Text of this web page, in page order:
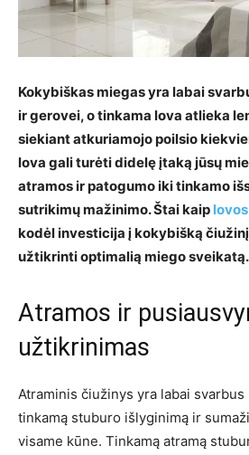
Kokybiškas miegas yra labai
ir gerovei, o tinkama lova atlieka
siekiant atkuriamojo poilsio
lova gali turėti didelę įtaką jūsų
atramos ir patogumo iki tinkamo
sutrikimų mažinimo. Štai kaip lovos
kodėl investicija į kokybišką
užtikrinti optimalią miego sveikatą.
Atramos ir
užtikrinimas
Atraminis čiužinys yra labai
tinkamą stuburo išlyginimą ir
visame kūne. Tinkamą atramą